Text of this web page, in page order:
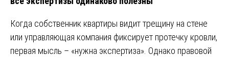
Когда собственник квартиры видит трещину на стене
или управляющая компания фиксирует протечку кровли,
первая мысль – «нужна экспертиза». Однако правовой